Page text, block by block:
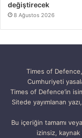
değiştirecek
8 Ağustos 2026
Times of
Cumhuriyeti
Times of Defence’in
Sitede yayımlanan
Bu içeriğin tamamı
izinsiz, kaynak